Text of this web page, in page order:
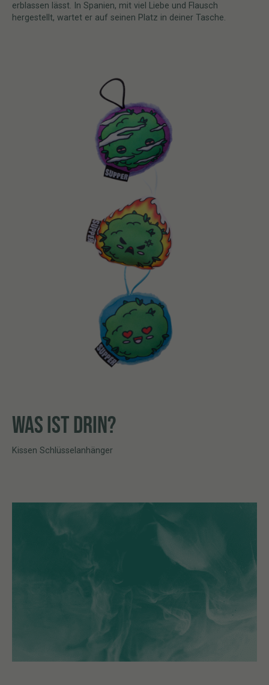
erblassen lässt. In Spanien, mit viel Liebe und Flausch
hergestellt, wartet er auf seinen Platz in deiner Tasche.
WAS IST DRIN?
Kissen Schlüsselanhänger